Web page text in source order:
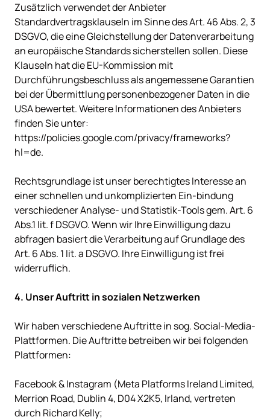
Zusätzlich verwendet der Anbieter
Standardvertragsklauseln im Sinne des Art. 46 Abs. 2, 3
DSGVO, die eine Gleichstellung der Datenverarbeitung
an europäische Standards sicherstellen sollen. Diese
Klauseln hat die EU-Kommission mit
Durchführungsbeschluss als angemessene Garantien
bei der Übermittlung personenbezogener Daten in die
USA bewertet. Weitere Informationen des Anbieters
finden Sie unter:
https://policies.google.com/privacy/frameworks?
hl=de.
Rechtsgrundlage ist unser berechtigtes Interesse an
einer schnellen und unkomplizierten Ein-bindung
verschiedener Analyse- und Statistik-Tools gem. Art. 6
Abs.1 lit. f DSGVO. Wenn wir Ihre Einwilligung dazu
abfragen basiert die Verarbeitung auf Grundlage des
Art. 6 Abs. 1 lit. a DSGVO. Ihre Einwilligung ist frei
widerruflich.
Wir haben verschiedene Auftritte in sog. Social-Media-
Plattformen. Die Auftritte betreiben wir bei folgenden
Plattformen:
Facebook & Instagram (Meta Platforms Ireland Limited,
Merrion Road, Dublin 4, D04 X2K5, Irland, vertreten
durch Richard Kelly;